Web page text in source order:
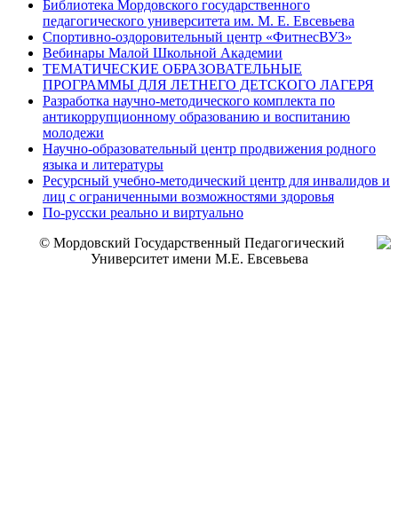
Библиотека Мордовского государственного
педагогического университета им. М. Е. Евсевьева
Спортивно-оздоровительный центр «ФитнесВУЗ»
Вебинары Малой Школьной Академии
ТЕМАТИЧЕСКИЕ ОБРАЗОВАТЕЛЬНЫЕ
ПРОГРАММЫ ДЛЯ ЛЕТНЕГО ДЕТСКОГО ЛАГЕРЯ
Разработка научно-методического комплекта по
антикоррупционному образованию и воспитанию
молодежи
Научно-образовательный центр продвижения родного
языка и литературы
Ресурсный учебно-методический центр для инвалидов и
лиц с ограниченными возможностями здоровья
По-русски реально и виртуально
© Мордовский Государственный Педагогический
Университет имени М.Е. Евсевьева